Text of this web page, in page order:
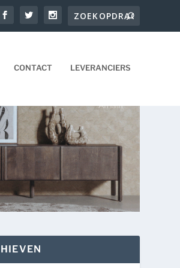
CONTACT LEVERANCIERS